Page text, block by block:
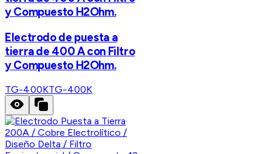
y Compuesto H2Ohm.
Electrodo de puesta a
tierra de 400 A con Filtro
y Compuesto H2Ohm.
TG-400KTG-400K